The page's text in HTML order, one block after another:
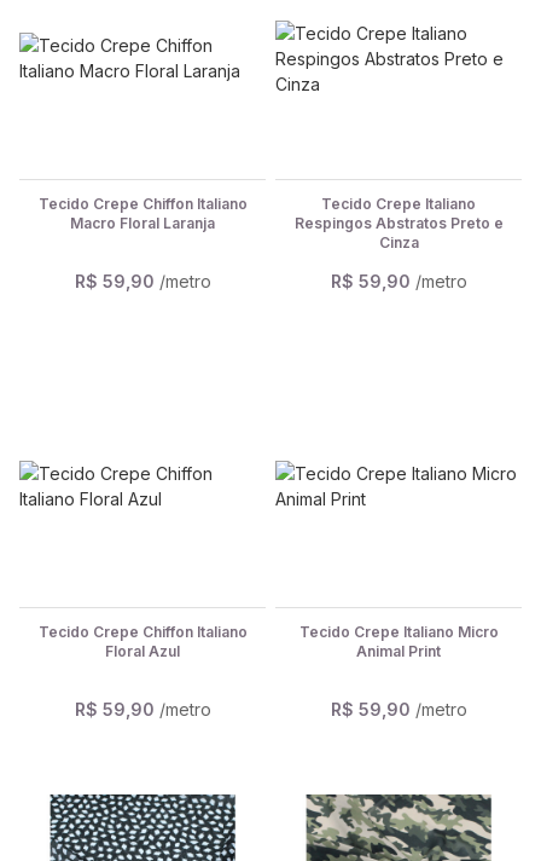
Tecido Crepe Chiffon Italiano
Macro Floral Laranja
R$ 59,90 /metro
Tecido Crepe Italiano
Respingos Abstratos Preto e
Cinza
R$ 59,90 /metro
Tecido Crepe Chiffon Italiano
Floral Azul
R$ 59,90 /metro
Tecido Crepe Italiano Micro
Animal Print
R$ 59,90 /metro